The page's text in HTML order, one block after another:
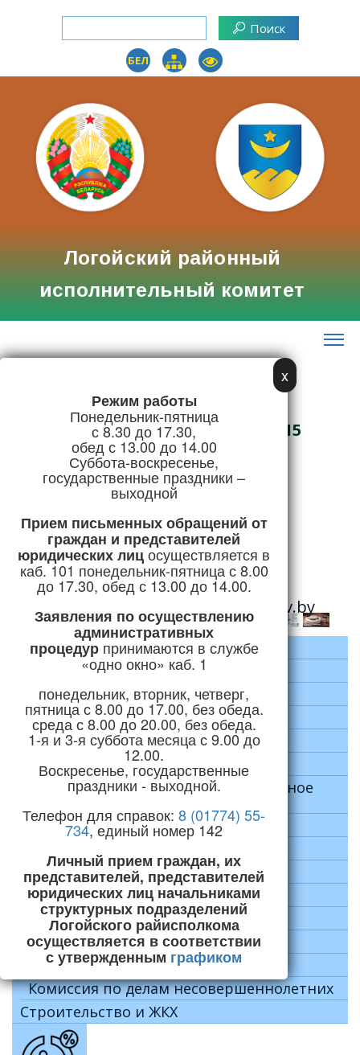
БЕЛ
Логойский районный
исполнительный комитет
Адрес:
г. Логойск, ул. Советская, 15
Телефон/Факс:
+375 (1774) 5-51-41
Режим работы
x
Режим работы
Понедельник-пятница
с 8.30 до 17.30,
обед с 13.00 до 14.00
Суббота-воскресенье,
государственные праздники –
выходной
Прием письменных обращений от
граждан и представителей
юридических лицосуществляется в
каб. 101 понедельник-пятница с 8.00
до 17.30, обед с 13.00 до 14.00.
Заявления по осуществлению
административных
процедурпринимаются в службе
«одно окно» каб. 1
понедельник, вторник, четверг,
пятница с 8.00 до 17.00, без обеда.
среда с 8.00 до 20.00, без обеда.
1-я и 3-я суббота месяца с 9.00 до
12.00.
Воскресенье, государственные
праздники - выходной.
Телефон для справок:8 (01774) 55-
734, единый номер 142
Личный прием граждан, их
представителей, представителей
юридических лиц начальниками
структурных подразделений
Логойского райисполкома
осуществляется в соответствии
с утвержденным графиком
Горячая линия:
+375 (1774) 5-24-04
priemnaya@logoysk.gov.by
Главная
Руководство
Экономика
Социальная сфера
Здравоохранение
Оздоровление и санаторно-курортное
Лето 2024
Образование
Культура
Спорт и физическая культура
Идеологическая работа
Социальная защита населения
Комиссия по делам несовершеннолетних
Строительство и ЖКХ